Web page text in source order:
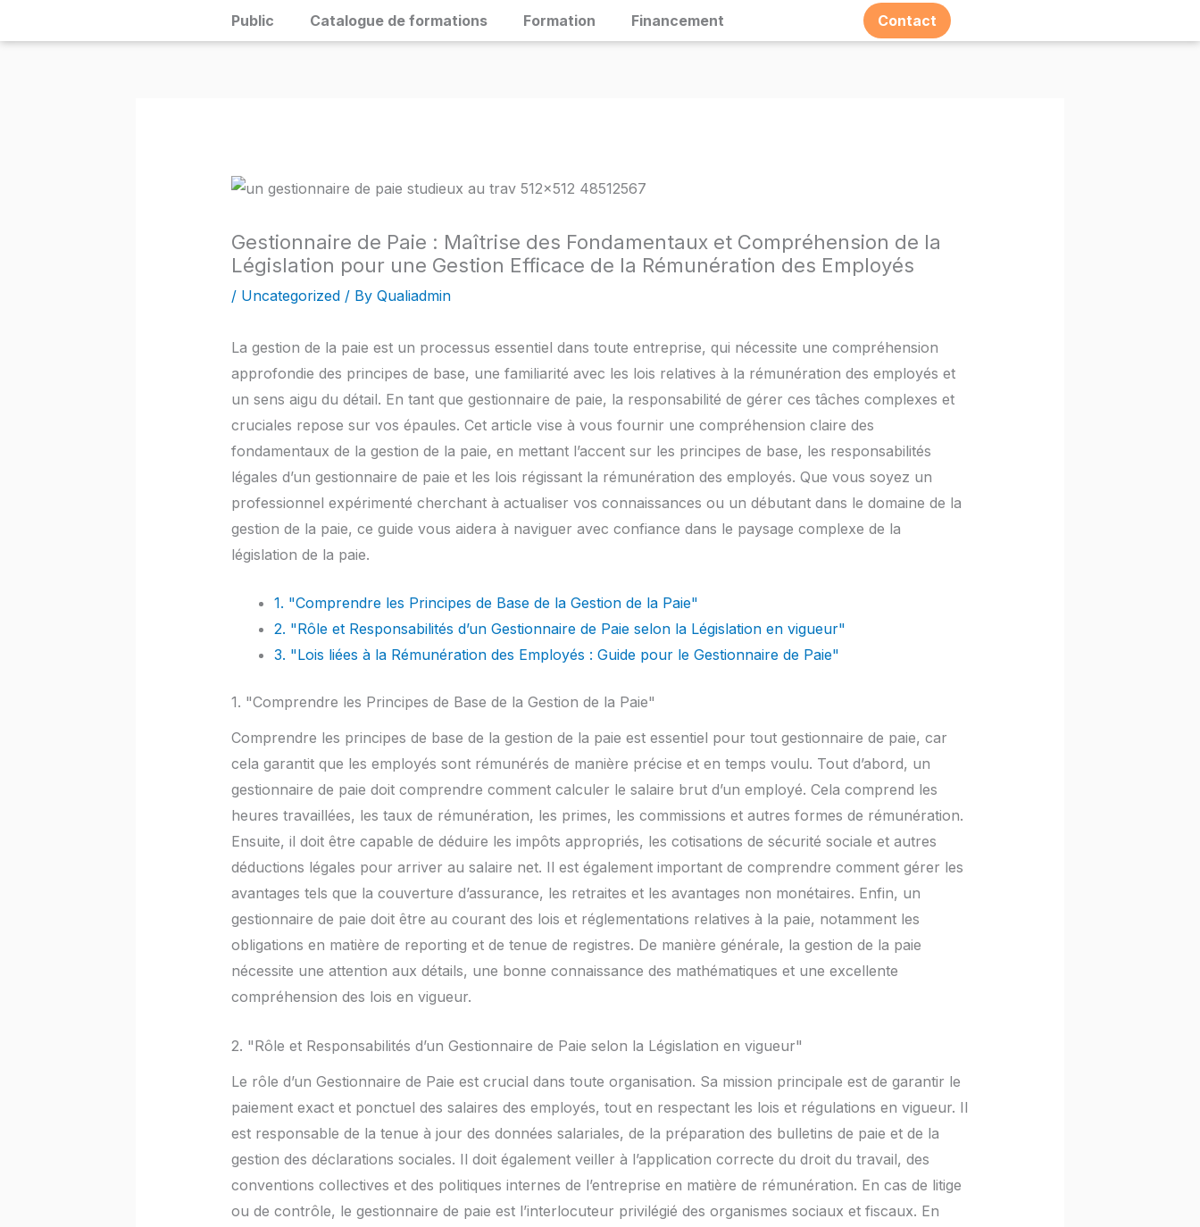
to
Public Catalogue de formations Formation Financement Contact
Gestionnaire de Paie : Maîtrise des Fondamentaux et Compréhension de la
Législation pour une Gestion Efficace de la Rémunération des Employés
/ Uncategorized/ By Qualiadmin
La gestion de la paie est un processus essentiel dans toute entreprise, qui nécessite une compréhension
approfondie des principes de base, une familiarité avec les lois relatives à la rémunération des employés et
un sens aigu du détail. En tant que gestionnaire de paie, la responsabilité de gérer ces tâches complexes et
cruciales repose sur vos épaules. Cet article vise à vous fournir une compréhension claire des
fondamentaux de la gestion de la paie, en mettant l’accent sur les principes de base, les responsabilités
légales d’un gestionnaire de paie et les lois régissant la rémunération des employés. Que vous soyez un
professionnel expérimenté cherchant à actualiser vos connaissances ou un débutant dans le domaine de la
gestion de la paie, ce guide vous aidera à naviguer avec confiance dans le paysage complexe de la
législation de la paie.
1. "Comprendre les Principes de Base de la Gestion de la Paie"
2. "Rôle et Responsabilités d’un Gestionnaire de Paie selon la Législation en vigueur"
3. "Lois liées à la Rémunération des Employés : Guide pour le Gestionnaire de Paie"
1. "Comprendre les Principes de Base de la Gestion de la Paie"
Comprendre les principes de base de la gestion de la paie est essentiel pour tout gestionnaire de paie, car
cela garantit que les employés sont rémunérés de manière précise et en temps voulu. Tout d’abord, un
gestionnaire de paie doit comprendre comment calculer le salaire brut d’un employé. Cela comprend les
heures travaillées, les taux de rémunération, les primes, les commissions et autres formes de rémunération.
Ensuite, il doit être capable de déduire les impôts appropriés, les cotisations de sécurité sociale et autres
déductions légales pour arriver au salaire net. Il est également important de comprendre comment gérer les
avantages tels que la couverture d’assurance, les retraites et les avantages non monétaires. Enfin, un
gestionnaire de paie doit être au courant des lois et réglementations relatives à la paie, notamment les
obligations en matière de reporting et de tenue de registres. De manière générale, la gestion de la paie
nécessite une attention aux détails, une bonne connaissance des mathématiques et une excellente
compréhension des lois en vigueur.
2. "Rôle et Responsabilités d’un Gestionnaire de Paie selon la Législation en vigueur"
Le rôle d’un Gestionnaire de Paie est crucial dans toute organisation. Sa mission principale est de garantir le
paiement exact et ponctuel des salaires des employés, tout en respectant les lois et régulations en vigueur. Il
est responsable de la tenue à jour des données salariales, de la préparation des bulletins de paie et de la
gestion des déclarations sociales. Il doit également veiller à l’application correcte du droit du travail, des
conventions collectives et des politiques internes de l’entreprise en matière de rémunération. En cas de litige
ou de contrôle, le gestionnaire de paie est l’interlocuteur privilégié des organismes sociaux et fiscaux. En